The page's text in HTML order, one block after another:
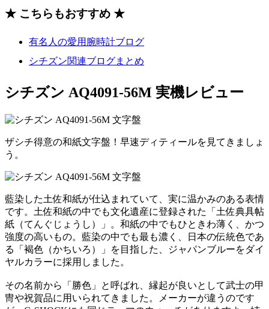
★ こちらもおすすめ ★
有名人の愛用腕時計ブログ
シチズン関連ブログまとめ
シチズン AQ4091-56M 実機レビュー
ザシチ得意の和紙文字盤！早速ディティールを見てきましょ
う。
藍染した土佐和紙が仕込まれていて、実に温かみのある表情
です。土佐和紙の中でも文化遺産に登録された「土佐典具帖
紙（てんぐじょうし）」。和紙の中でもひときわ薄く、かつ
強度の高いもの。藍染の中でも最も濃く、日本の伝統色であ
る「褐色（かちいろ）」を目指した、ジャパンブルーをダイ
ヤルカラーに採用しました。
その名前から「勝色」と呼ばれ、縁起が良いとして武士の甲
冑や祝賀品に用いられてきました。メーカーが違うのです